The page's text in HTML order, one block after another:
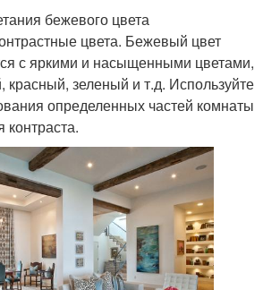
бежевого цвета
цвета. Бежевый цвет
с яркими и насыщенными цветами,
красный, зеленый и т.д. Используйте
определенных частей комнаты
контраста.